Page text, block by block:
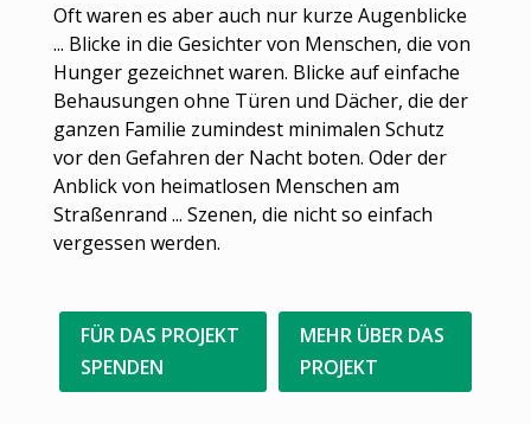
Oft waren es aber auch nur kurze Augenblicke
... Blicke in die Gesichter von Menschen, die von
Hunger gezeichnet waren. Blicke auf einfache
Behausungen ohne Türen und Dächer, die der
ganzen Familie zumindest minimalen Schutz
vor den Gefahren der Nacht boten. Oder der
Anblick von heimatlosen Menschen am
Straßenrand ... Szenen, die nicht so einfach
vergessen werden.
FÜR DAS PROJEKT
SPENDEN
MEHR ÜBER DAS
PROJEKT